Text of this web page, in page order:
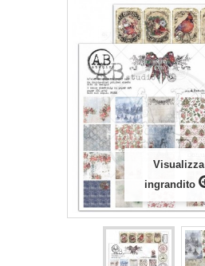
Visualizza
ingrandito